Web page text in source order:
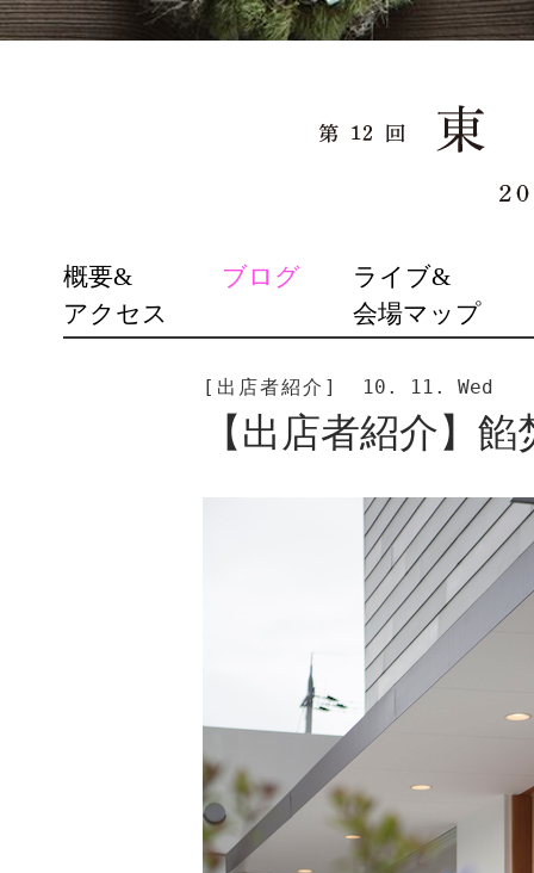
SKIP
TO
CONTENT
概要&
アクセス
ブログ
ライブ&
会場マップ
[出店者紹介] 10. 11. Wed
【出店者紹介】